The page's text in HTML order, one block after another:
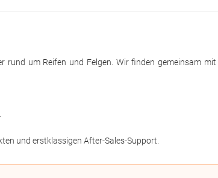
um Reifen und Felgen. Wir finden gemeinsam
und erstklassigen After-Sales-Support.